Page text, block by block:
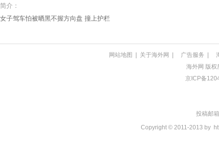
简介：
女子驾车怕被晒黑不握方向盘 撞上护栏
网站地图 | 关于海外网 | 广告服务 |
海外网 版权
京ICP备
投稿邮
Copyright © 2011-2013 by